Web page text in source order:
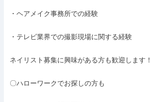
・ヘアメイク事務所での経験
・テレビ業界での撮影現場に関する経験
ネイリスト募集に興味がある方も歓迎します！
〇ハローワークでお探しの方も